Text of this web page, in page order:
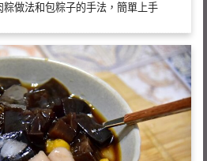
做法和包粽子的手法，簡單上手